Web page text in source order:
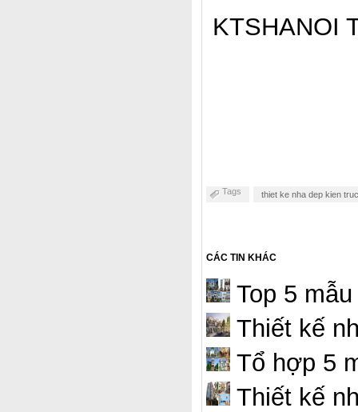
KTSHANOI
Tags thiet ke nha dep kien
CÁC TIN KHÁC
Top 5
Thiết kế
Tổ hợp 5
Thiết kế